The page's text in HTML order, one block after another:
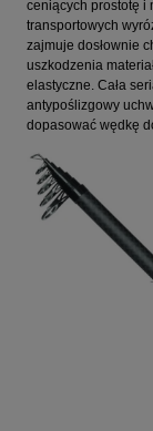
ceniących prostotę i
transportowych
zajmuje dosłownie
uszkodzenia
elastyczne. Cała
antypoślizgowy
dopasować wędkę